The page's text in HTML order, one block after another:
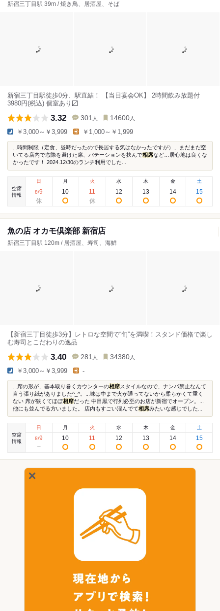
新宿三丁目駅 39m / 焼き鳥、居酒屋、そば
新宿三丁目駅徒歩0分、駅直結！ 【当日宴会OK】 2時間飲み放題付
3980円(税込) 個室あり〼
3.32 301 人 14600 人
￥3,000～￥3,999 ￥1,000～￥1,999
...時間制限（定食、昼時だったので長居する気はなかったですが）、まだまだ空
いてる店内で窓際を避けた席、パテーションを挟んで相席など…居心地は良くな
かったです！ 2024.12/30のランチ利用でした...
空席
情報
日
8/9
月
10
火
11
水
12
木
13
金
14
土
15
魚の店 オカモ倶楽部 新宿店
新宿三丁目駅 120m / 居酒屋、寿司、海鮮
【新宿三丁目徒歩3分】レトロな空間で“旬”を満喫！スタンド価格で楽し
む寿司とこだわりの逸品
3.40 281 人 34380 人
￥3,000～￥3,999 -
...席の形が、基本取り巻くカウンターの相席スタイルなので、ナンパ禁止なんて
言う張り紙がありました^_^。...味は中まで火が通ってないから柔らかくて重く
ない 席が狭くてほぼ相席だった 中目黒で行列必至のお店が新宿でオープン。...
他にも並んでる方いました。 店内もすごい混んでて相席みたいな感じでした...
空席
情報
日
8/9
月
10
火
11
水
12
木
13
金
14
土
15